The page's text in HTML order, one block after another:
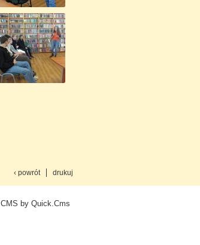
drukuj
‹ powrót
CMS by Quick.Cms